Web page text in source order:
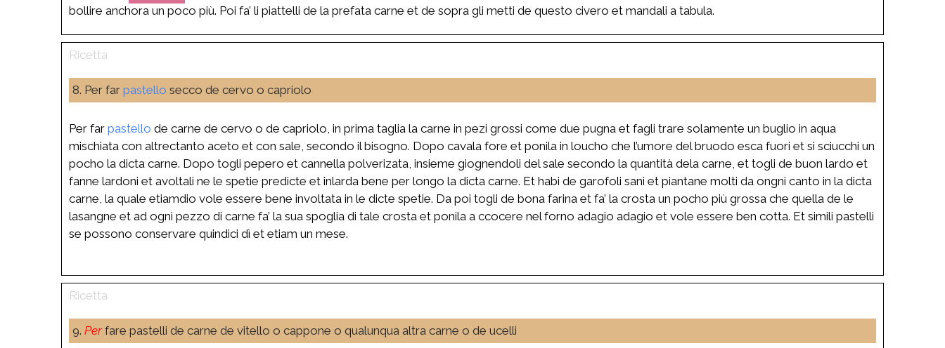
bollire anchora un poco più. Poi fa’ li piattelli de la prefata carne et de sopra gli metti de questo civero et mandali a tabula.
8. Per far pastello secco de cervo o capriolo
Per far pastello de carne de cervo o de capriolo, in prima taglia la carne in pezi grossi come due pugna et fagli trare solamente un buglio in aqua
mischiata con altrectanto aceto et con sale, secondo il bisogno. Dopo cavala fore et ponila in loucho che l’umore del bruodo esca fuori et si sciucchi un
pocho la dicta carne. Dopo togli pepero et cannella polverizata, insieme giognendoli del sale secondo la quantità dela carne, et togli de buon lardo et
fanne lardoni et avoltali ne le spetie predicte et inlarda bene per longo la dicta carne. Et habi de garofoli sani et piantane molti da ongni canto in la dicta
carne, la quale etiamdio vole essere bene involtata in le dicte spetie. Da poi togli de bona farina et fa’ la crosta un pocho più grossa che quella de le
lasangne et ad ogni pezzo di carne fa’ la sua spoglia di tale crosta et ponila a ccocere nel forno adagio adagio et vole essere ben cotta. Et simili pastelli
se possono conservare quindici dì et etiam un mese.
9. Perfare pastelli de carne de vitello o cappone o qualunqua altra carne o de ucelli